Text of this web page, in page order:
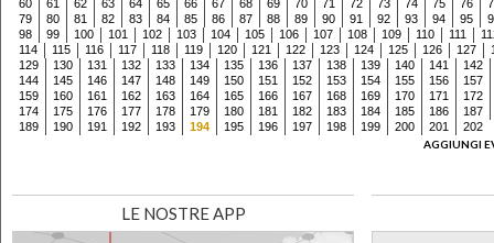
60 61 62 63 64 65 66 67 68 69 70 71 72 73 74 75 76
79
80 81 82 83 84 85 86 87 88 89 90 91 92 93 94 95
98
99 100 101 102 103 104 105 106 107 108 109 110 111
114
115 116 117 118 119 120 121 122 123 124 125 126 127
129
130 131 132 133 134 135 136 137 138 139 140 141
142
144
145 146 147 148 149 150 151 152 153 154 155 156
157
159
160 161 162 163 164 165 166 167 168 169 170 171
172
174
175 176 177 178 179 180 181 182 183 184 185 186
187
189
190 191 192 193 194 195 196 197 198 199 200 201
202
AGGIUNGI
LE NOSTRE APP